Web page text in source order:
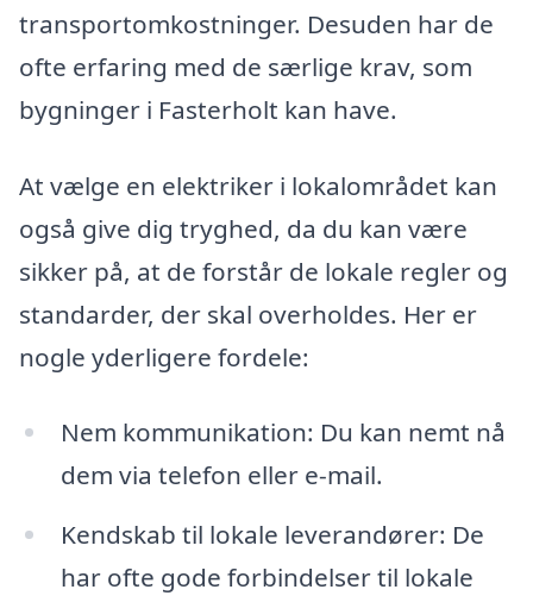
transportomkostninger. Desuden har de
ofte erfaring med de særlige krav, som
bygninger i Fasterholt kan have.
At vælge en elektriker i lokalområdet kan
også give dig tryghed, da du kan være
sikker på, at de forstår de lokale regler og
standarder, der skal overholdes. Her er
nogle yderligere fordele:
Nem kommunikation: Du kan nemt nå
dem via telefon eller e-mail.
Kendskab til lokale leverandører: De
har ofte gode forbindelser til lokale